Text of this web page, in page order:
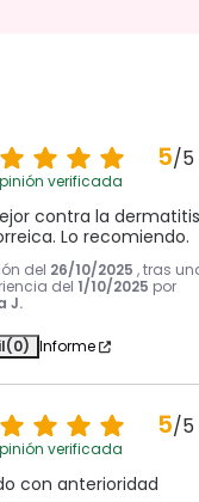
5/5
verificada
contra la dermatitis
Lo recomiendo.
del 26/10/2025 , tras
del 1/10/2025 por
J.
(0) Informe
5/5
verificada
con anterioridad